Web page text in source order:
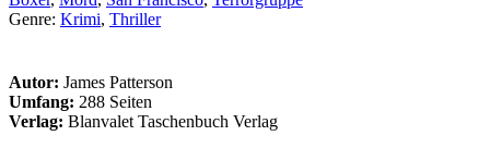
Genre: Krimi, Thriller
Autor: James Patterson
Umfang: 288 Seiten
Verlag: Blanvalet Taschenbuch Verlag